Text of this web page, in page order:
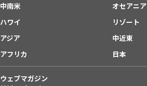
中南米
オセアニア
ハワイ
リゾート
アジア
中近東
アフリカ
日本
ウェブマガジン